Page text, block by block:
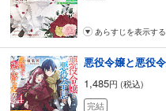
あらすじを表示する
1,485円 (税込)
完結